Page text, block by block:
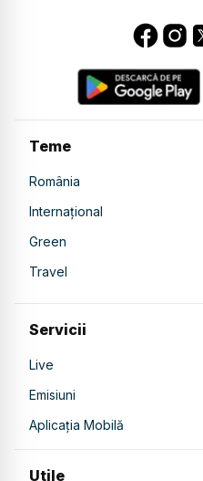
Teme
România
Internațional
Green
Travel
Servicii
Live
Emisiuni
Aplicația Mobilă
Utile